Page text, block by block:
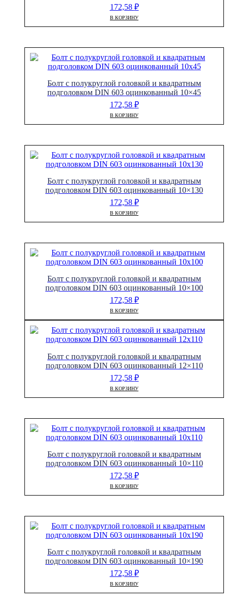
172,58 ₽
В КОРЗИНУ
Болт с полукруглой головкой и квадратным
подголовком DIN 603 оцинкованный 10×45
172,58 ₽
В КОРЗИНУ
Болт с полукруглой головкой и квадратным
подголовком DIN 603 оцинкованный 10×130
172,58 ₽
В КОРЗИНУ
Болт с полукруглой головкой и квадратным
подголовком DIN 603 оцинкованный 10×100
172,58 ₽
В КОРЗИНУ
Болт с полукруглой головкой и квадратным
подголовком DIN 603 оцинкованный 12×110
172,58 ₽
В КОРЗИНУ
Болт с полукруглой головкой и квадратным
подголовком DIN 603 оцинкованный 10×110
172,58 ₽
В КОРЗИНУ
Болт с полукруглой головкой и квадратным
подголовком DIN 603 оцинкованный 10×190
172,58 ₽
В КОРЗИНУ